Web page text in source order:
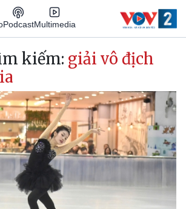
PodcastMultimedia
kiếm: giải vô địch